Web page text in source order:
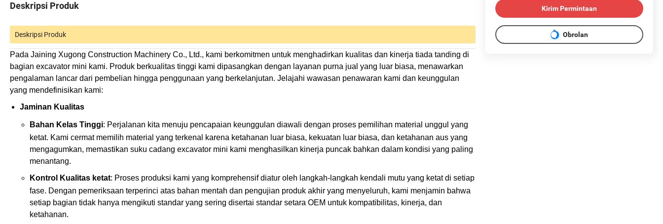
Deskripsi Produk
Deskripsi Produk
Pada Jaining Xugong Construction Machinery Co., Ltd., kami berkomitmen untuk menghadirkan kualitas dan kinerja tiada tanding di
bagian excavator mini kami. Produk berkualitas tinggi kami dipasangkan dengan layanan purna jual yang luar biasa, menawarkan
pengalaman lancar dari pembelian hingga penggunaan yang berkelanjutan. Jelajahi wawasan penawaran kami dan keunggulan
yang mendefinisikan kami:
Jaminan Kualitas
Bahan Kelas Tinggi: Perjalanan kita menuju pencapaian keunggulan diawali dengan proses pemilihan material unggul yang
ketat. Kami cermat memilih material yang terkenal karena ketahanan luar biasa, kekuatan luar biasa, dan ketahanan aus yang
mengagumkan, memastikan suku cadang excavator mini kami menghasilkan kinerja puncak bahkan dalam kondisi yang paling
menantang.
Kontrol Kualitas ketat: Proses produksi kami yang komprehensif diatur oleh langkah-langkah kendali mutu yang ketat di setiap
fase. Dengan pemeriksaan terperinci atas bahan mentah dan pengujian produk akhir yang menyeluruh, kami menjamin bahwa
setiap bagian tidak hanya mengikuti standar yang sering disertai standar setara OEM untuk kompatibilitas, kinerja, dan
ketahanan.
Kirim Permintaan
Obrolan